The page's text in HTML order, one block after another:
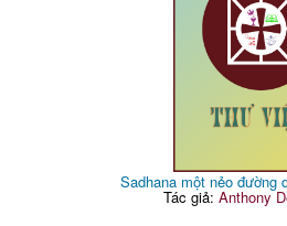
Sadhana một nẻo đường
Tác giả: Anthony